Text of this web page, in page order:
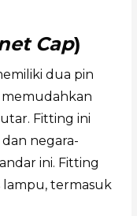
Cap)
dua pin
Fitting ini
negara-
ini. Fitting
lampu, termasuk